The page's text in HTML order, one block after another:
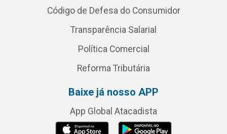
Código de Defesa do Consumidor
Transparência Salarial
Política Comercial
Reforma Tributária
Baixe já nosso APP
App Global Atacadista